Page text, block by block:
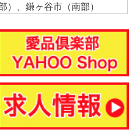
）、鎌ヶ谷市（南部）